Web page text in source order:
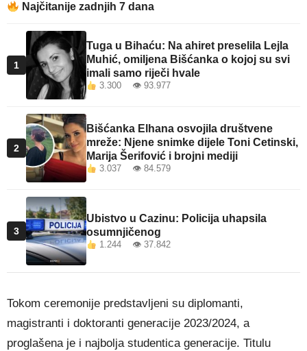
Najčitanije zadnjih 7 dana
1
Tuga u Bihaću: Na ahiret preselila Lejla
Muhić, omiljena Bišćanka o kojoj su svi
imali samo riječi hvale
3.300 👁 93.977
2
Bišćanka Elhana osvojila društvene
mreže: Njene snimke dijele Toni Cetinski,
Marija Šerifović i brojni mediji
3.037 👁 84.579
3
Ubistvo u Cazinu: Policija uhapsila
osumnjičenog
1.244 👁 37.842
Tokom ceremonije predstavljeni su diplomanti,
magistranti i doktoranti generacije 2023/2024, a
proglašena je i najbolja studentica generacije. Titulu